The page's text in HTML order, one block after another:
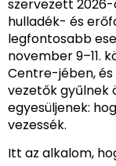
szervezett 2026-
hulladék- és
legfontosabb
november 9–11.
Centre-jében,
vezetők gyűlnek
egyesüljenek:
vezessék.
Itt az alkalom,